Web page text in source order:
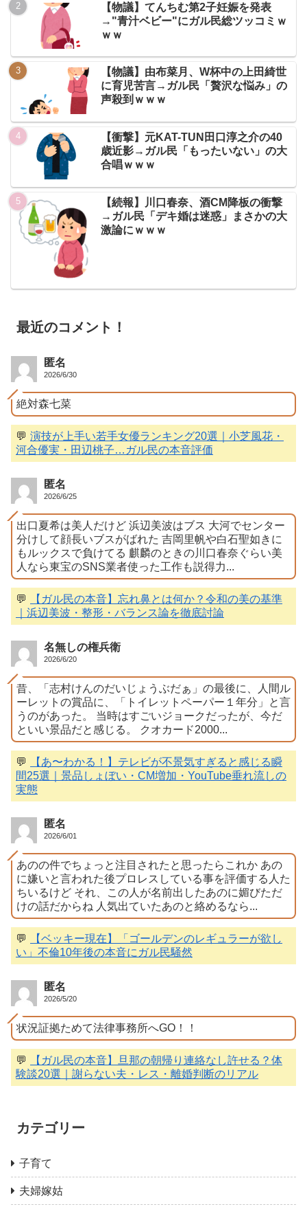
【物議】てんちむ第2子妊娠を発表
→"青汁ベビー"にガル民総ツッコミｗ
ｗｗ
【物議】由布菜月、W杯中の上田綺世
に育児苦言→ガル民「贅沢な悩み」の
声殺到ｗｗｗ
【衝撃】元KAT-TUN田口淳之介の40
歳近影→ガル民「もったいない」の大
合唱ｗｗｗ
【続報】川口春奈、酒CM降板の衝撃
→ガル民「デキ婚は迷惑」まさかの大
激論にｗｗｗ
最近のコメント！
匿名
2026/6/30
絶対森七菜
💬 演技が上手い若手女優ランキング20選｜小芝風花・
河合優実・田辺桃子…ガル民の本音評価
匿名
2026/6/25
出口夏希は美人だけど 浜辺美波はブス 大河でセンター
分けして顔長いブスがばれた 吉岡里帆や白石聖如きに
もルックスで負けてる 麒麟のときの川口春奈ぐらい美
人なら東宝のSNS業者使った工作も説得力...
💬
【ガル民の本音】忘れ鼻とは何か？令和の美の基準
｜浜辺美波・整形・バランス論を徹底討論
名無しの権兵衛
2026/6/20
昔、「志村けんのだいじょうぶだぁ」の最後に、人間ル
ーレットの賞品に、「トイレットペーパー１年分」と言
うのがあった。 当時はすごいジョークだったが、今だ
といい景品だと感じる。 クオカード2000...
💬
【あ〜わかる！】テレビが不景気すぎると感じる瞬
間25選｜景品しょぼい・CM増加・YouTube垂れ流しの
実態
匿名
2026/6/01
あのの件でちょっと注目されたと思ったらこれか あの
に嫌いと言われた後プロレスしている事を評価する人た
ちいるけど それ、この人が名前出したあのに媚びただ
けの話だからね 人気出ていたあのと絡めるなら...
💬
【ベッキー現在】「ゴールデンのレギュラーが欲し
い」不倫10年後の本音にガル民騒然
匿名
2026/5/20
状況証拠ためて法律事務所へGO！！
💬
【ガル民の本音】旦那の朝帰り連絡なし許せる？体
験談20選｜謝らない夫・レス・離婚判断のリアル
カテゴリー
子育て
夫婦嫁姑